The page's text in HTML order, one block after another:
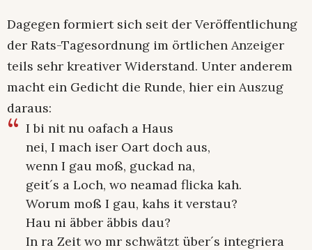
Dagegen formiert sich seit der Veröffentlichung
der Rats-Tagesordnung im örtlichen Anzeiger
teils sehr kreativer Widerstand. Unter anderem
macht ein Gedicht die Runde, hier ein Auszug
daraus:
I bi nit nu oafach a Haus
nei, I mach iser Oart doch aus,
wenn I gau moß, guckad na,
geit´s a Loch, wo neamad flicka kah.
Worum moß I gau, kahs it verstau?
Hau ni äbber äbbis dau?
In ra Zeit wo mr schwätzt über´s integriera